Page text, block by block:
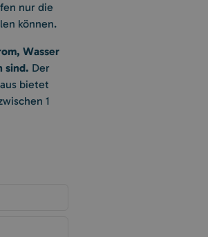
nur die
können.
Wasser
sind. Der
bietet
1